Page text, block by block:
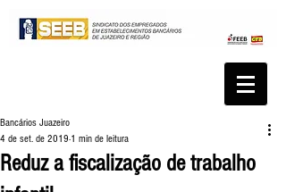
Reduz a fiscalização de trabalho
Bancários Juazeiro
4 de set. de 2019 1 min de leitura